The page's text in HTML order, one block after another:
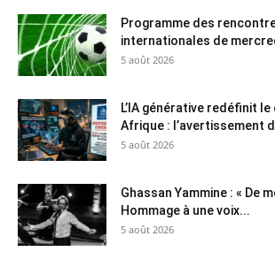
Programme des
internationales de
5 août 2026
L’IA générative redéfinit
Afrique : l’avertissement
5 août 2026
Ghassan Yammine : « De
Hommage à une voix...
5 août 2026